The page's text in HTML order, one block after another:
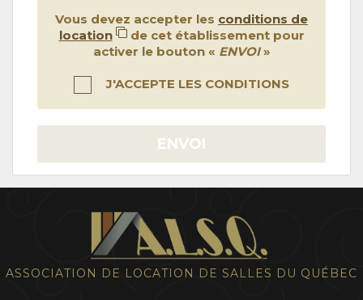
Vous devez accepter les conditions de
location
de cet établissement pour
activer le bouton « ENVOI»
J'ACCEPTE LES CONDITIONS
ENVOI
ASSOCIATION DE LOCATION DE SALLES DU QUÉBEC